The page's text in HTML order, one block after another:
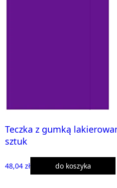
Teczka z gumką
sztuk
48,04 zł do koszyka